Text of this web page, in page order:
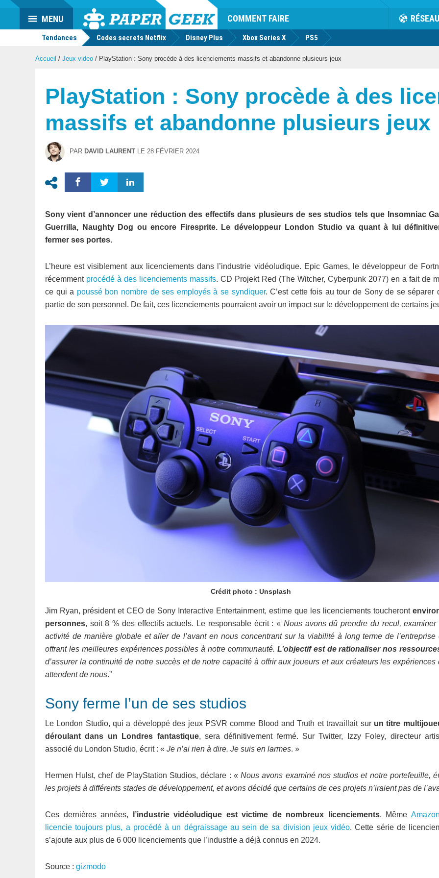
Actu
geek
COMMENT FAIRE RÉSEAU
MENU
Tendances Codes secrets Netflix Disney Plus Xbox Series X PS5
Accueil / Jeux video / PlayStation : Sony procède à des licenciements massifs et abandonne plusieurs jeux
PlayStation : Sony procède à des
massifs et abandonne plusieurs jeux
PAR DAVID LAURENT LE 28 FÉVRIER 2024
Sony vient d’annoncer une réduction des effectifs dans plusieurs de ses studios tels que Insomniac
Guerrilla, Naughty Dog ou encore Firesprite. Le développeur London Studio va quant à lui
fermer ses portes.
L’heure est visiblement aux licenciements dans l’industrie vidéoludique. Epic Games, le développeur de
récemment procédé à des licenciements massifs. CD Projekt Red (The Witcher, Cyberpunk 2077) en a fait de
ce qui a poussé bon nombre de ses employés à se syndiquer. C’est cette fois au tour de Sony de se séparer
partie de son personnel. De fait, ces licenciements pourraient avoir un impact sur le développement de certains
Crédit photo : Unsplash
Jim Ryan, président et CEO de Sony Interactive Entertainment, estime que les licenciements toucheront
personnes, soit 8 % des effectifs actuels. Le responsable écrit : « Nous avons dû prendre du recul, examiner
activité de manière globale et aller de l’avant en nous concentrant sur la viabilité à long terme de l’entreprise
offrant les meilleures expériences possibles à notre communauté. L’objectif est de rationaliser nos
d’assurer la continuité de notre succès et de notre capacité à offrir aux joueurs et aux créateurs les expériences
attendent de nous.”
Sony ferme l’un de ses studios
Le London Studio, qui a développé des jeux PSVR comme Blood and Truth et travaillait sur un titre
déroulant dans un Londres fantastique, sera définitivement fermé. Sur Twitter, Izzy Foley, directeur
associé du London Studio, écrit : « Je n’ai rien à dire. Je suis en larmes. »
Hermen Hulst, chef de PlayStation Studios, déclare : «Nous avons examiné nos studios et notre portefeuille,
les projets à différents stades de développement, et avons décidé que certains de ces projets n’iraient pas de
Ces dernières années, l’industrie vidéoludique est victime de nombreux licenciements. Même
licencie toujours plus, a procédé à un dégraissage au sein de sa division jeux vidéo. Cette série de
s’ajoute aux plus de 6 000 licenciements que l’industrie a déjà connus en 2024.
Source : gizmodo